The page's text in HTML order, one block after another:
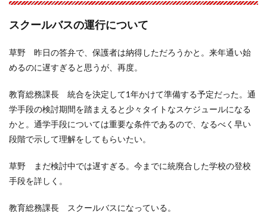
スクールバスの運行について
草野 昨日の答弁で、保護者は納得しただろうかと。来年通い始
めるのに遅すぎると思うが、再度。
教育総務課長 統合を決定して1年かけて準備する予定だった。通
学手段の検討期間を踏まえると少々タイトなスケジュールになる
かと。通学手段については重要な条件であるので、なるべく早い
段階で示して理解をしてもらいたい。
草野 まだ検討中では遅すぎる。今までに統廃合した学校の登校
手段を詳しく。
教育総務課長 スクールバスになっている。